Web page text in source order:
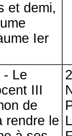
et demi,
Ier
- Le
III
de
rendre le